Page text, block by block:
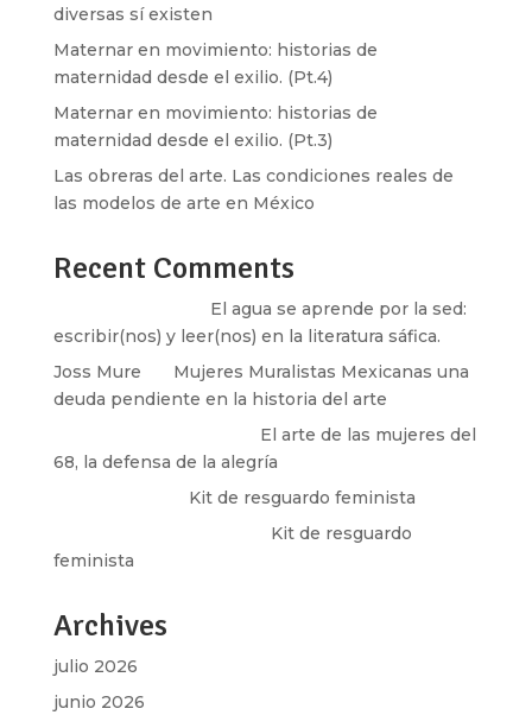
diversas sí existen
Maternar en movimiento: historias de
maternidad desde el exilio. (Pt.4)
Maternar en movimiento: historias de
maternidad desde el exilio. (Pt.3)
Las obreras del arte. Las condiciones reales de
las modelos de arte en México
Recent Comments
El agua se aprende por la sed:
escribir(nos) y leer(nos) en la literatura sáfica.
Joss Mure
Mujeres Muralistas Mexicanas una
deuda pendiente en la historia del arte
El arte de las mujeres del
68, la defensa de la alegría
Kit de resguardo feminista
Kit de resguardo
feminista
Archives
julio 2026
junio 2026